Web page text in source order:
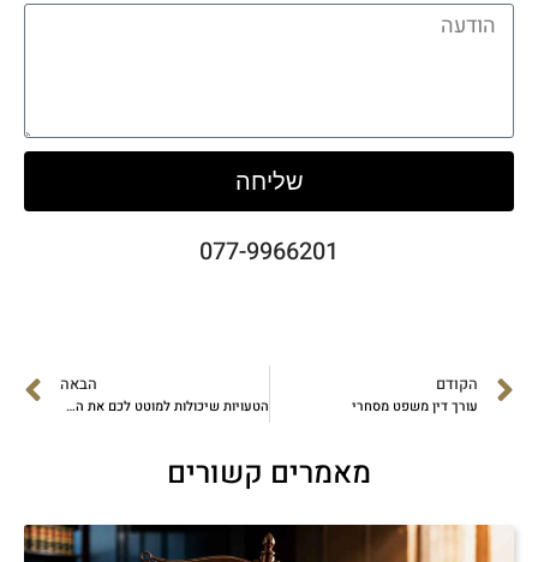
שליחה
077-9966201
הקודם
עורך דין משפט מסחרי
הבאה
הטעויות שיכולות למוטט לכם את העסק
מאמרים קשורים